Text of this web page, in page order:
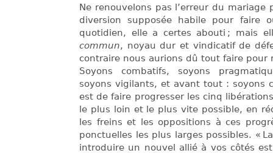
Ne renouvelons pas l’erreur du
diversion supposée habile pour faire
quotidien, elle a certes abouti ; mais
commun, noyau dur et vindicatif de
contraire nous aurions dû tout faire pour
Soyons combatifs, soyons
soyons vigilants, et avant tout : soyons
est de faire progresser les cinq
le plus loin et le plus vite possible, en
les freins et les oppositions à ces
ponctuelles les plus larges possibles. «
introduire un nouvel allié à vos côtés